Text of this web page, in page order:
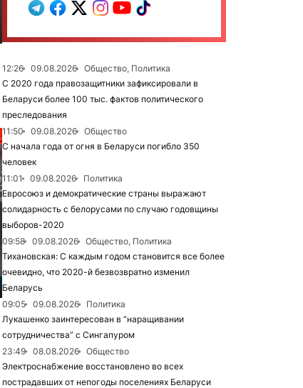
12:26 09.08.2026
Общество, Политика
С 2020 года правозащитники зафиксировали в
Беларуси более 100 тыс. фактов политического
преследования
11:50
09.08.2026
Общество
С начала года от огня в Беларуси погибло 350
человек
11:01
09.08.2026
Политика
Евросоюз и демократические страны выражают
солидарность с белорусами по случаю годовщины
выборов-2020
09:58
09.08.2026
Общество, Политика
Тихановская: С каждым годом становится все более
очевидно, что 2020-й безвозвратно изменил
Беларусь
09:05
09.08.2026
Политика
Лукашенко заинтересован в “наращивании
сотрудничества” с Сингапуром
23:49
08.08.2026
Общество
Электроснабжение восстановлено во всех
пострадавших от непогоды поселениях Беларуси